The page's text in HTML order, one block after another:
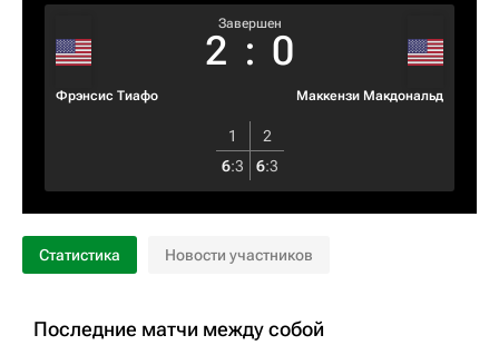
Фрэнсис Тиафо
Завершен
2 : 0
Маккензи Макдональд
1
2
6:3 6:3
Статистика Новости участников
Последние матчи между собой